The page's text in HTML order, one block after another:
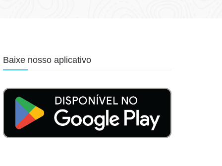
Baixe nosso aplicativo